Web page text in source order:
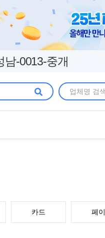
남-0013-중개
카드 페이